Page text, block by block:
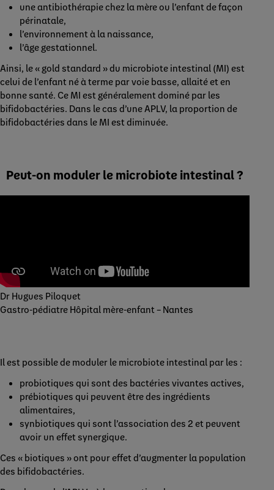
une antibiothérapie chez la mère ou l’enfant de façon
périnatale,
l’environnement à la naissance,
l’âge gestationnel.
Ainsi, le « gold standard » du microbiote intestinal (MI) est
celui de l’enfant né à terme par voie basse, allaité et en
bonne santé. Ce MI est généralement dominé par les
bifidobactéries. Dans le cas d’une APLV, la proportion de
bifidobactéries dans le MI est diminuée.
Peut-on moduler le microbiote intestinal ?
Dr Hugues Piloquet
Gastro-pédiatre Hôpital mère-enfant – Nantes
Il est possible de moduler le microbiote intestinal par les :
probiotiques qui sont des bactéries vivantes actives,
prébiotiques qui peuvent être des ingrédients
alimentaires,
synbiotiques qui sont l’association des 2 et peuvent
avoir un effet synergique.
Ces « biotiques » ont pour effet d’augmenter la population
des bifidobactéries.